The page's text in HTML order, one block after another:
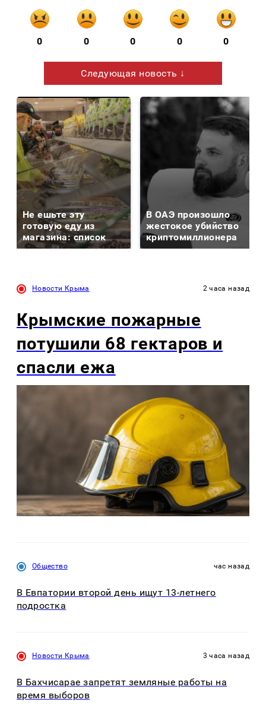
0 0 0 0 0
Следующая новость ↓
Не ешьте эту
готовую еду из
магазина: список
В ОАЭ произошло
жестокое убийство
криптомиллионера
Новости Крыма 2 часа назад
Крымские пожарные
потушили 68 гектаров и
спасли ежа
Общество час назад
В Евпатории второй день ищут 13-летнего
подростка
Новости Крыма 3 часа назад
В Бахчисарае запретят земляные работы на
время выборов